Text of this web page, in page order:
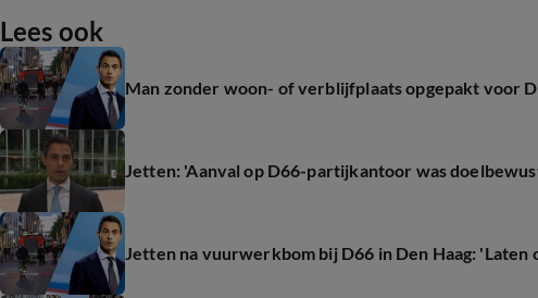
Lees ook
Man zonder woon- of verblijfplaats opgepakt voor
Jetten: 'Aanval op D66-partijkantoor was
Jetten na vuurwerkbom bij D66 in Den Haag: 'Laten